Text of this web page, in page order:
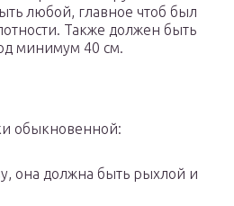
любой, главное чтоб был
Также должен быть
минимум 40 см.
обыкновенной:
она должна быть рыхлой и